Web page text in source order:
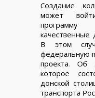
Создание
может
качественные
В этом
федеральную
проекта. Об
которое
донской
транспорта